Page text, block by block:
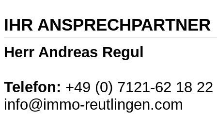
IHR ANSPRECHPARTNER
Herr Andreas Regul
Telefon: +49 (0) 7121-62 18 22
info@immo-reutlingen.com